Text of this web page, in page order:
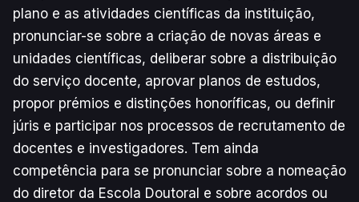
plano e as atividades científicas da instituição,
pronunciar-se sobre a criação de novas áreas e
unidades científicas, deliberar sobre a distribuição
do serviço docente, aprovar planos de estudos,
propor prémios e distinções honoríficas, ou definir
júris e participar nos processos de recrutamento de
docentes e investigadores. Tem ainda
competência para se pronunciar sobre a nomeação
do diretor da Escola Doutoral e sobre acordos ou